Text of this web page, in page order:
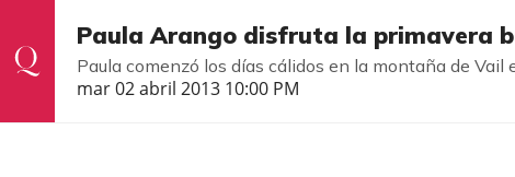
Paula Arango disfruta la primavera
Paula comenzó los días cálidos en la montaña de Vail
mar 02 abril 2013 10:00 PM